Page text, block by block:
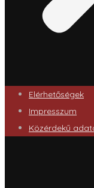
Elérhetőségek
Impresszum
Közérdekű